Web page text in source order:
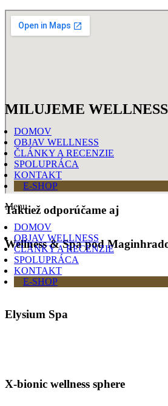
MILUJEME WELLNESS
DOMOV
OBJAV WELLNESS
ČLÁNKY A RECENZIE
SPOLUPRÁCA
KONTAKT
E-SHOP
Menu
DOMOV
OBJAV WELLNESS
ČLÁNKY A RECENZIE
SPOLUPRÁCA
KONTAKT
E-SHOP
Taktiež odporúčame aj
Wellness & Spa pod
Elysium Spa
X-bionic wellness sphere